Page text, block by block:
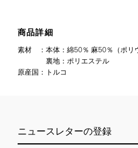
商品詳細
素材 ： 本体：綿50％ 麻50％（ポリ
裏地：ポリエステル
原産国 ： トルコ
ニュースレターの登録